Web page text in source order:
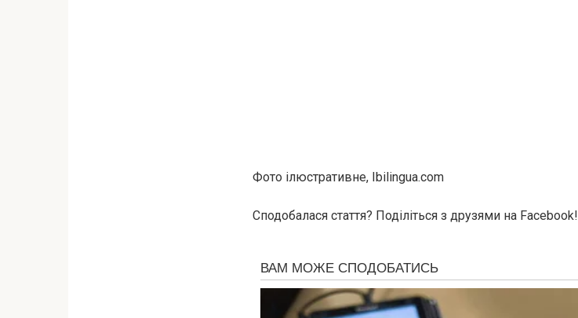
Фото ілюстративне, Ibilingua.com
Сподобалася стаття? Поділіться з друзями на Facebook!